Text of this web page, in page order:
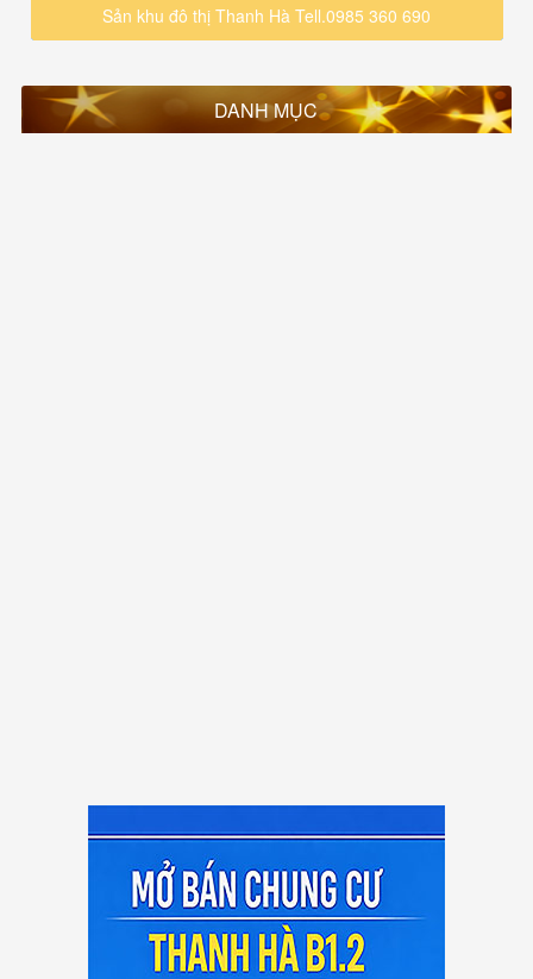
Sản khu đô thị Thanh Hà Tell.0985 360 690
DANH MỤC